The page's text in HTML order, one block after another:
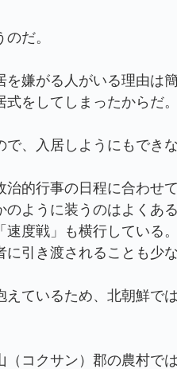
だ。
嫌がる人がいる理由は
をしてしまったからだ。
、入居しようにもできな
的行事の日程に合わせ
ように装うのはよくあ
度戦」も横行している
引き渡されることも少な
ているため、北朝鮮で
コクサン）郡の農村で